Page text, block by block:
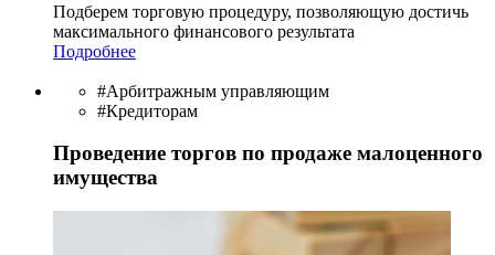
Подберем торговую процедуру, позволяющую достичь
максимального финансового результата
Подробнее
#Арбитражным управляющим
#Кредиторам
Проведение торгов по продаже малоценного
имущества